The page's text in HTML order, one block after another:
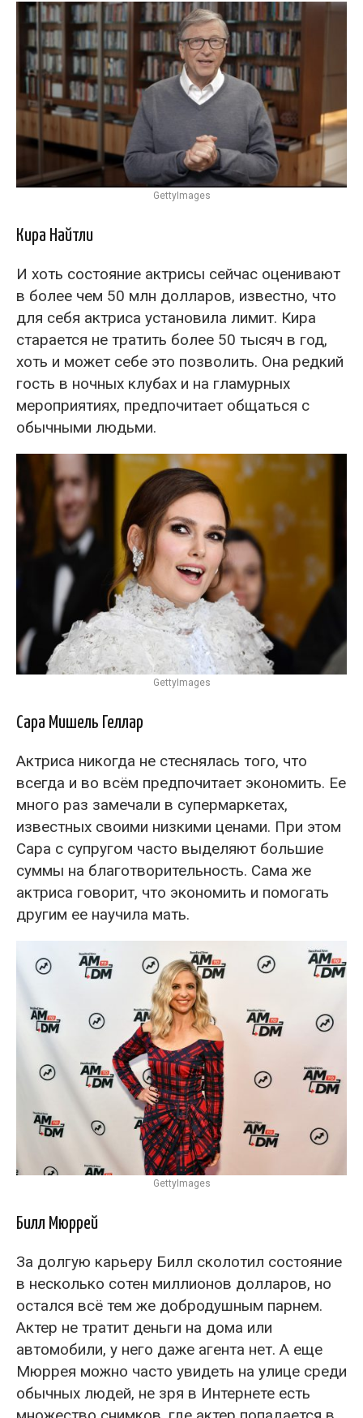
GettyImages
Кира Найтли
И хоть состояние актрисы сейчас оценивают
в более чем 50 млн долларов, известно, что
для себя актриса установила лимит. Кира
старается не тратить более 50 тысяч в год,
хоть и может себе это позволить. Она редкий
гость в ночных клубах и на гламурных
мероприятиях, предпочитает общаться с
обычными людьми.
GettyImages
Сара Мишель Геллар
Актриса никогда не стеснялась того, что
всегда и во всём предпочитает экономить. Ее
много раз замечали в супермаркетах,
известных своими низкими ценами. При этом
Сара с супругом часто выделяют большие
суммы на благотворительность. Сама же
актриса говорит, что экономить и помогать
другим ее научила мать.
GettyImages
Билл Мюррей
За долгую карьеру Билл сколотил состояние
в несколько сотен миллионов долларов, но
остался всё тем же добродушным парнем.
Актер не тратит деньги на дома или
автомобили, у него даже агента нет. А еще
Мюррея можно часто увидеть на улице среди
обычных людей, не зря в Интернете есть